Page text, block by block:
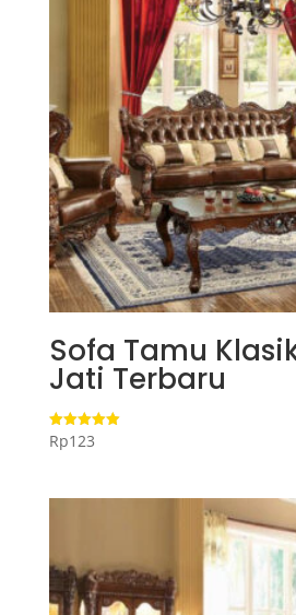
Sofa Tamu
Jati Terbaru
Dinilai
5.00
Rp123